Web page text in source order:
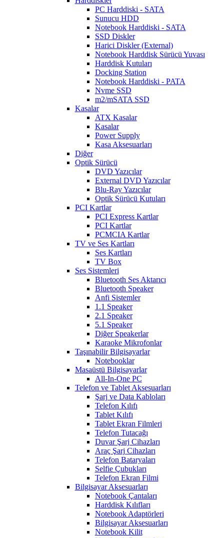
PC Harddiski - SATA
Sunucu HDD
Notebook Harddiski - SATA
SSD Diskler
Harici Diskler (External)
Notebook Harddisk Sürücü Yuvası
Harddisk Kutuları
Docking Station
Notebook Harddiski - PATA
Nvme SSD
m2/mSATA SSD
Kasalar
ATX Kasalar
Kasalar
Power Supply
Kasa Aksesuarları
Diğer
Optik Sürücü
DVD Yazıcılar
External DVD Yazıcılar
Blu-Ray Yazıcılar
Optik Sürücü Kutuları
PCI Kartlar
PCI Express Kartlar
PCI Kartlar
PCMCIA Kartlar
TV ve Ses Kartları
Ses Kartları
TV Box
Ses Sistemleri
Bluetooth Ses Aktarıcı
Bluetooth Speaker
Anfi Sistemler
1.1 Speaker
2.1 Speaker
5.1 Speaker
Diğer Speakerlar
Karaoke Mikrofonlar
Taşınabilir Bilgisayarlar
Notebooklar
Masaüstü Bilgisayarlar
All-In-One PC
Telefon ve Tablet Aksesuarları
Şarj ve Data Kabloları
Telefon Kılıfı
Tablet Kılıfı
Tablet Ekran Filmleri
Telefon Tutacağı
Duvar Şarj Cihazları
Araç Şarj Cihazları
Telefon Bataryaları
Selfie Çubukları
Telefon Ekran Filmi
Bilgisayar Aksesuarları
Notebook Çantaları
Harddisk Kılıfları
Notebook Adaptörleri
Bilgisayar Aksesuarları
Notebook Kilit